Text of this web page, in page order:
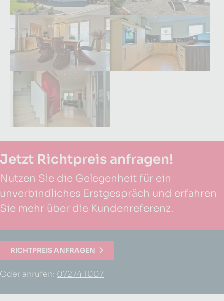
Größere Version anzeigen für:Größere Version anzeigen
Größere Version anzeigen für:
Jetzt Richtpreis anfragen!
Nutzen Sie die Gelegenheit für ein
unverbindliches Erstgespräch und erfahren
Sie mehr über die Kundenreferenz.
RICHTPREIS ANFRAGEN
Oder anrufen: 07274 1007